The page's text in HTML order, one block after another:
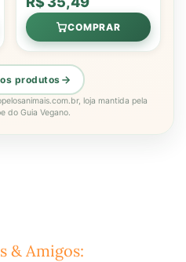
COMPRAR
produtos
loja mantida pela
do Guia Vegano.
& Amigos: